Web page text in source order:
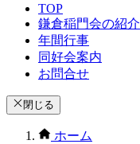
TOP
鎌倉稲門会の紹介
年間行事
同好会案内
お問合せ
閉じる
ホーム